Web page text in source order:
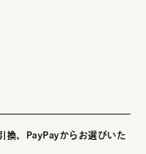
換、PayPayからお選びいた